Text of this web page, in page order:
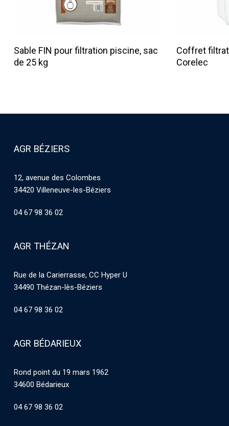
Lire La Suite
Sable FIN pour filtration piscine, sac
de 25 kg
Coffret
Corelec
AGR BÉZIERS
12, avenue des Colombes
34420 Villeneuve-les-Béziers
04 67 98 36 02
AGR THÉZAN
Rue de la Carierrasse, CC Hyper U
34490 Thézan-lès-Béziers
04 67 98 36 02
AGR BÉDARIEUX
Rond point du 19 mars 1962
34600 Bédarieux
04 67 98 36 02